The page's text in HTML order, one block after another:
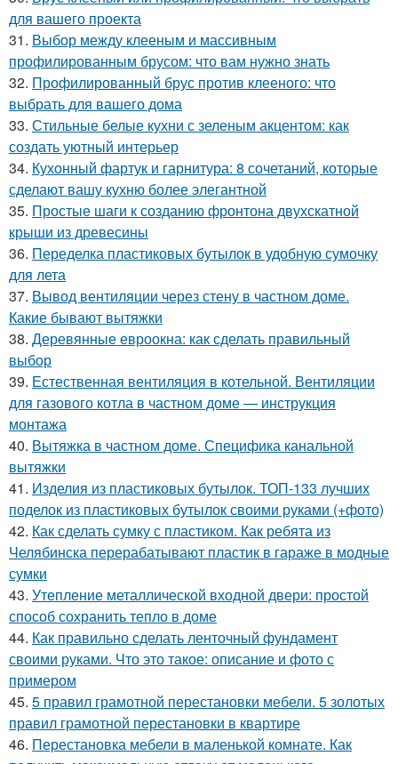
для вашего проекта
31. Выбор между клееным и массивным
профилированным брусом: что вам нужно знать
32. Профилированный брус против клееного: что
выбрать для вашего дома
33. Стильные белые кухни с зеленым акцентом: как
создать уютный интерьер
34. Кухонный фартук и гарнитура: 8 сочетаний, которые
сделают вашу кухню более элегантной
35. Простые шаги к созданию фронтона двухскатной
крыши из древесины
36. Переделка пластиковых бутылок в удобную сумочку
для лета
37. Вывод вентиляции через стену в частном доме.
Какие бывают вытяжки
38. Деревянные евроокна: как сделать правильный
выбор
39. Естественная вентиляция в котельной. Вентиляции
для газового котла в частном доме — инструкция
монтажа
40. Вытяжка в частном доме. Специфика канальной
вытяжки
41. Изделия из пластиковых бутылок. ТОП-133 лучших
поделок из пластиковых бутылок своими руками (+фото)
42. Как сделать сумку с пластиком. Как ребята из
Челябинска перерабатывают пластик в гараже в модные
сумки
43. Утепление металлической входной двери: простой
способ сохранить тепло в доме
44. Как правильно сделать ленточный фундамент
своими руками. Что это такое: описание и фото с
примером
45. 5 правил грамотной перестановки мебели. 5 золотых
правил грамотной перестановки в квартире
46. Перестановка мебели в маленькой комнате. Как